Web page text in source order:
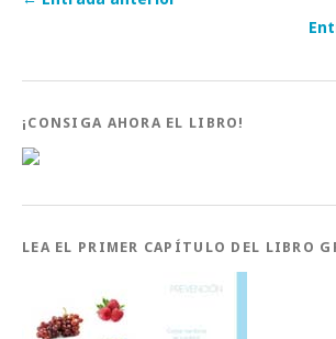
¡CONSIGA AHORA EL LIBRO!
LEA EL PRIMER CAPÍTULO DEL LIBRO